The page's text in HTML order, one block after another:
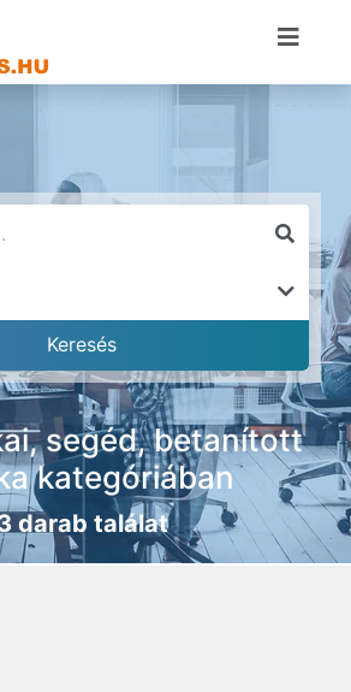
segéd, betanított
kategóriában
darab találat